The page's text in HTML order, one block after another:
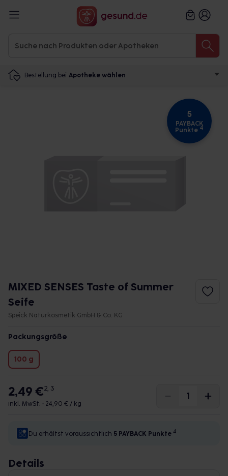
Bestellung bei Apotheke wählen
5
PAYBACK
Punkte 4
MIXED SENSES Taste of Summer
Seife
Speick Naturkosmetik GmbH & Co. KG
Packungsgröße
100 g
2,49 €2, 3
inkl. MwSt. • 24,90 € / kg
Du erhältst voraussichtlich 5 PAYBACK Punkte 4
Details